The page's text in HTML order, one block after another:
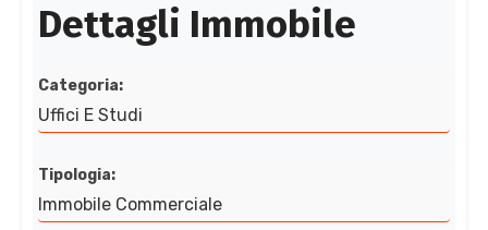
Dettagli Immobile
Categoria:
Uffici E Studi
Tipologia:
Immobile Commerciale